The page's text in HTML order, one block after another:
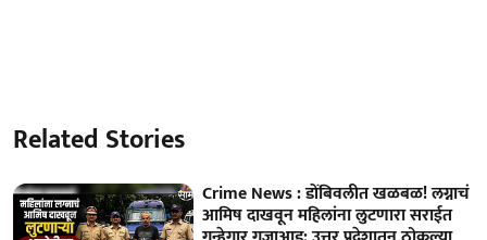
Related Stories
Crime News : डोंबिवलीत खळबळ! लग्नाचं
आमिष दाखवून महिलांना लुटणारा सराईत